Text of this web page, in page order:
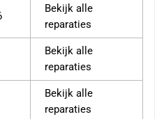
Bekijk alle
reparaties
Bekijk alle
reparaties
Bekijk alle
reparaties